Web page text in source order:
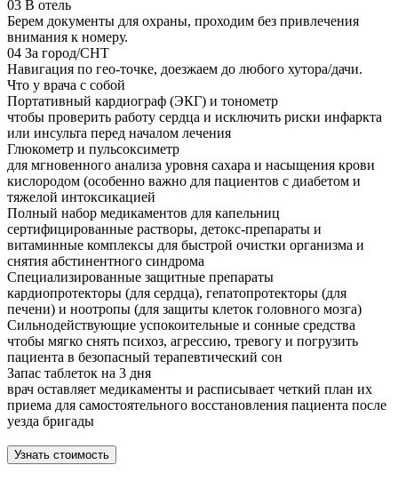
03 В отель
Берем документы для охраны, проходим без привлечения
внимания к номеру.
04 За город/СНТ
Навигация по гео-точке, доезжаем до любого хутора/дачи.
Что у врача с собой
Портативный кардиограф (ЭКГ) и тонометр
чтобы проверить работу сердца и исключить риски инфаркта
или инсульта перед началом лечения
Глюкометр и пульсоксиметр
для мгновенного анализа уровня сахара и насыщения крови
кислородом (особенно важно для пациентов с диабетом и
тяжелой интоксикацией
Полный набор медикаментов для капельниц
сертифицированные растворы, детокс-препараты и
витаминные комплексы для быстрой очистки организма и
снятия абстинентного синдрома
Специализированные защитные препараты
кардиопротекторы (для сердца), гепатопротекторы (для
печени) и ноотропы (для защиты клеток головного мозга)
Сильнодействующие успокоительные и сонные средства
чтобы мягко снять психоз, агрессию, тревогу и погрузить
пациента в безопасный терапевтический сон
Запас таблеток на 3 дня
врач оставляет медикаменты и расписывает четкий план их
приема для самостоятельного восстановления пациента после
уезда бригады
Узнать стоимость